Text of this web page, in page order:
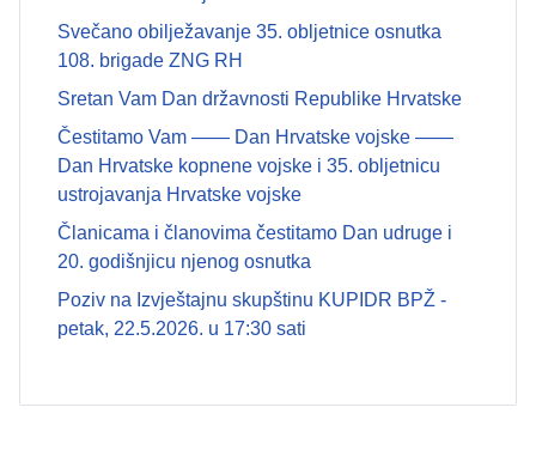
Svečano obilježavanje 35. obljetnice osnutka
108. brigade ZNG RH
Sretan Vam Dan državnosti Republike Hrvatske
Čestitamo Vam —— Dan Hrvatske vojske ——
Dan Hrvatske kopnene vojske i 35. obljetnicu
ustrojavanja Hrvatske vojske
Članicama i članovima čestitamo Dan udruge i
20. godišnjicu njenog osnutka
Poziv na Izvještajnu skupštinu KUPIDR BPŽ -
petak, 22.5.2026. u 17:30 sati